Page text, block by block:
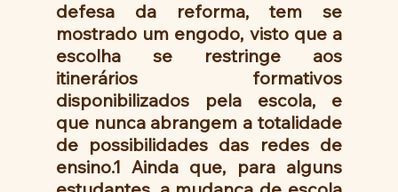
defesa da reforma, tem se
mostrado um engodo, visto que a
escolha se restringe aos
itinerários formativos
disponibilizados pela escola, e
que nunca abrangem a totalidade
de possibilidades das redes de
ensino.1 Ainda que, para alguns